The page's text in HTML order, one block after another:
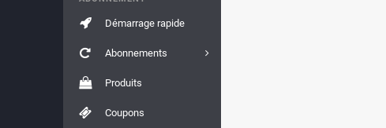
Démarrage rapide
Abonnements
Produits
Coupons